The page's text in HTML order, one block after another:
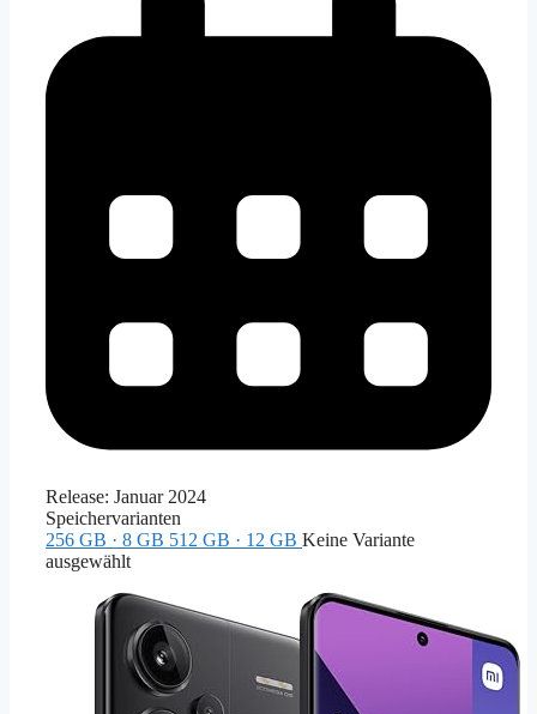
Release: Januar 2024
Speichervarianten
256 GB · 8 GB 512 GB · 12 GB Keine Variante
ausgewählt